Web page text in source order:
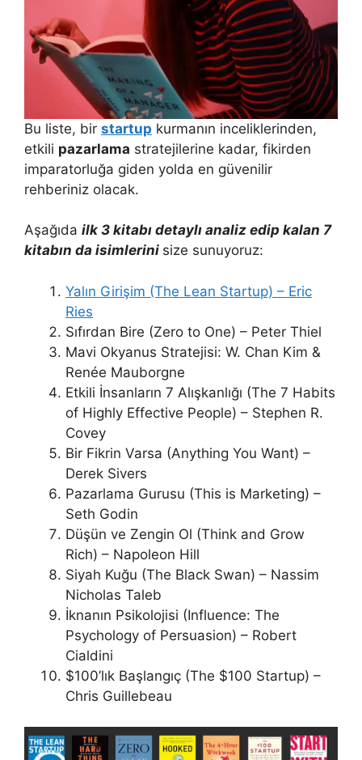
Bu liste, bir startup kurmanın inceliklerinden,
etkili pazarlama stratejilerine kadar, fikirden
imparatorluğa giden yolda en güvenilir
rehberiniz olacak.
Aşağıda ilk 3 kitabı detaylı analiz edip kalan 7
kitabın da isimlerini size sunuyoruz:
Yalın Girişim (The Lean Startup) – Eric
Ries
Sıfırdan Bire (Zero to One) – Peter Thiel
Mavi Okyanus Stratejisi: W. Chan Kim &
Renée Mauborgne
Etkili İnsanların 7 Alışkanlığı (The 7 Habits
of Highly Effective People) – Stephen R.
Covey
Bir Fikrin Varsa (Anything You Want) –
Derek Sivers
Pazarlama Gurusu (This is Marketing) –
Seth Godin
Düşün ve Zengin Ol (Think and Grow
Rich) – Napoleon Hill
Siyah Kuğu (The Black Swan) – Nassim
Nicholas Taleb
İknanın Psikolojisi (Influence: The
Psychology of Persuasion) – Robert
Cialdini
$100’lık Başlangıç (The $100 Startup) –
Chris Guillebeau